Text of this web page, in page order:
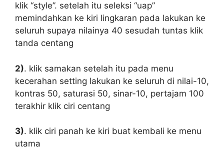
klik “style”. setelah itu seleksi “uap”
memindahkan ke kiri lingkaran pada lakukan ke
seluruh supaya nilainya 40 sesudah tuntas klik
tanda centang
2). klik samakan setelah itu pada menu
kecerahan setting lakukan ke seluruh di nilai-10,
kontras 50, saturasi 50, sinar-10, pertajam 100
terakhir klik ciri centang
3). klik ciri panah ke kiri buat kembali ke menu
utama